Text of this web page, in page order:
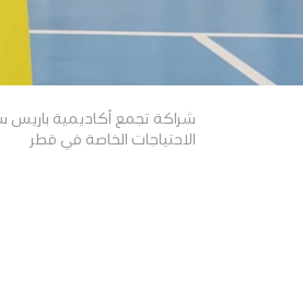
شراكة تجمع أكاديمية باريس
الاحتياجات الخاصة في قطر